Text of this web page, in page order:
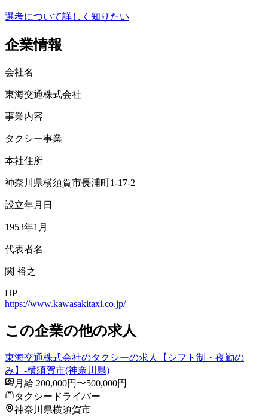
選考について詳しく知りたい
企業情報
会社名
東海交通株式会社
事業内容
タクシー事業
本社住所
神奈川県横須賀市長浦町1-17-2
設立年月日
1953年1月
代表者名
関 裕之
HP
https://www.kawasakitaxi.co.jp/
この企業の他の求人
東海交通株式会社のタクシーの求人【シフト制・夜勤の
み】-横須賀市(神奈川県)
月給 200,000円〜500,000円
タクシードライバー
神奈川県横須賀市